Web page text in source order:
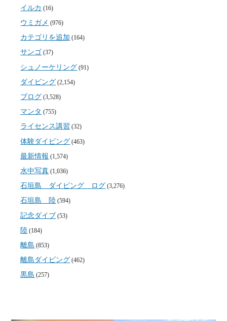
イルカ (16)
ウミガメ (976)
カテゴリを追加 (164)
サンゴ (37)
シュノーケリング (91)
ダイビング (2,154)
ブログ (3,528)
マンタ (755)
ライセンス講習 (32)
体験ダイビング (463)
最新情報 (1,574)
水中写真 (1,036)
石垣島 ダイビング ログ (3,276)
石垣島 陸 (594)
記念ダイブ (53)
陸 (184)
離島 (853)
離島ダイビング (462)
黒島 (257)